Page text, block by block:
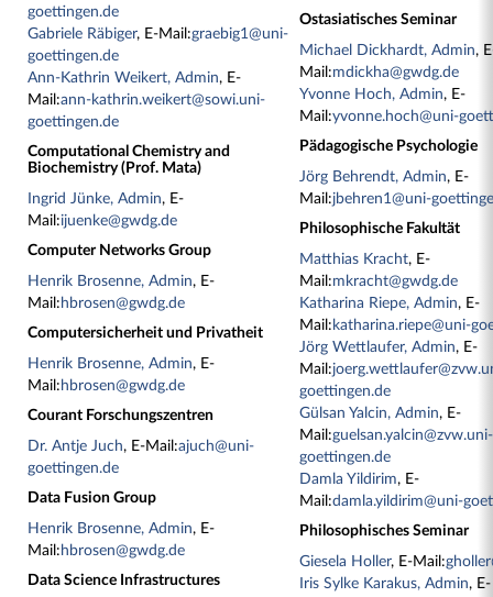
goettingen.de
Gabriele Räbiger, E-Mail:graebig1@uni-
goettingen.de
Ann-Kathrin Weikert, Admin, E-
Mail:ann-kathrin.weikert@sowi.uni-
goettingen.de
Computational Chemistry and
Biochemistry (Prof. Mata)
Ingrid Jünke, Admin, E-
Mail:ijuenke@gwdg.de
Computer Networks Group
Henrik Brosenne, Admin, E-
Mail: hbrosen@gwdg.de
Computersicherheit und Privatheit
Henrik Brosenne, Admin, E-
Mail: hbrosen@gwdg.de
Courant Forschungszentren
Dr. Antje Juch, E-Mail:ajuch@uni-
goettingen.de
Data Fusion Group
Henrik Brosenne, Admin, E-
Mail: hbrosen@gwdg.de
Data Science Infrastructures
Ostasiatisches Seminar
Michael Dickhardt, Admin,
Mail:mdickha@gwdg.de
Yvonne Hoch, Admin, E-
Mail:yvonne.hoch@uni-
Pädagogische Psychologie
Jörg Behrendt, Admin, E-
Mail:jbehren1@uni-
Philosophische Fakultät
Matthias Kracht, E-
Mail:mkracht@gwdg.de
Katharina Riepe, Admin, E-
Mail: katharina.riepe@uni-
Jörg Wettlaufer, Admin, E-
Mail:
goettingen.de
Gülsan Yalcin, Admin, E-
Mail:guelsan.yalcin@zvw.uni-
goettingen.de
Damla Yildirim, E-
Mail:damla.yildirim@uni-
Philosophisches Seminar
Giesela Holler, E-Mail:
Iris Sylke Karakus, Admin, E-